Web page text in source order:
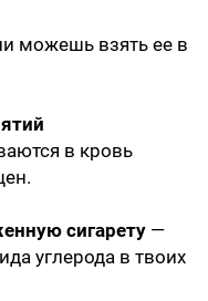
можешь взять ее в
в кровь
сигарету —
углерода в твоих